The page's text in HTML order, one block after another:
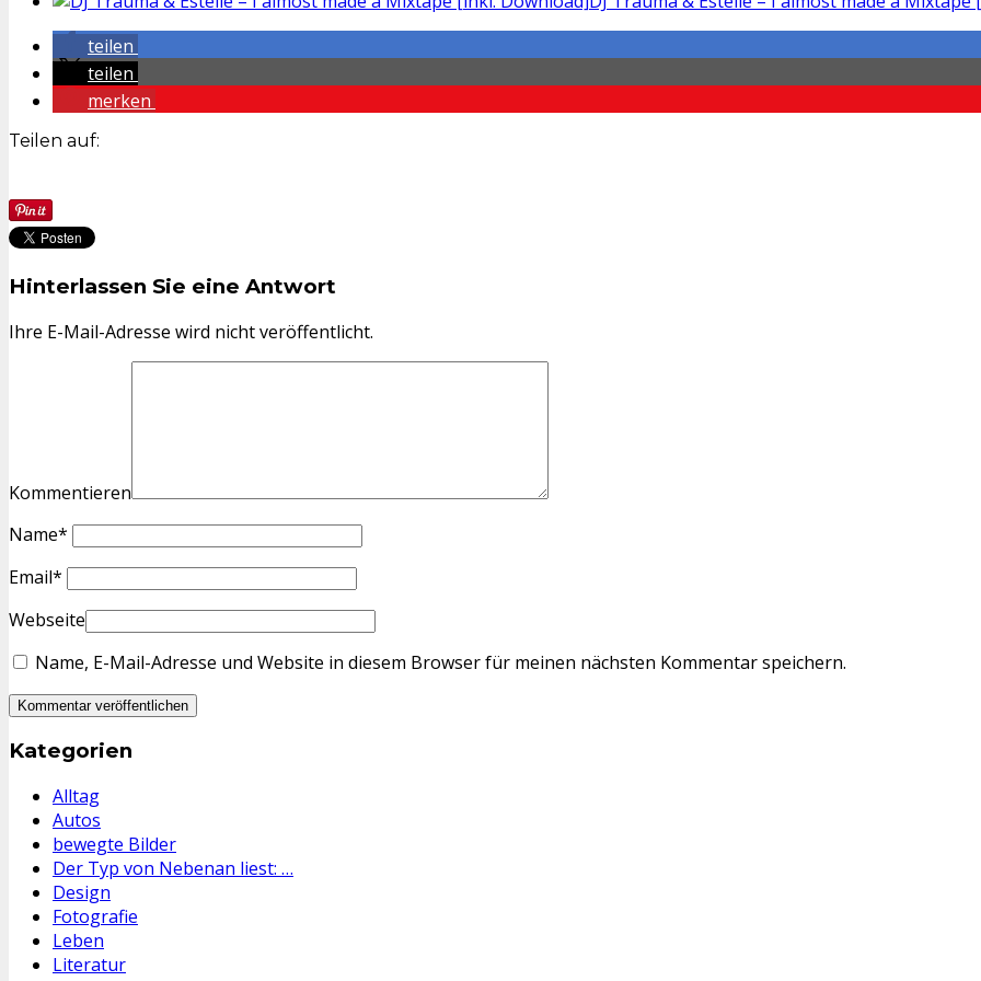
teilen
teilen
merken
Teilen auf:
Hinterlassen Sie eine Antwort
Ihre E-Mail-Adresse wird nicht veröffentlicht.
Kommentieren
Name*
Email*
Webseite
Name, E-Mail-Adresse und Website in diesem Browser für meinen nächsten Kommentar speichern.
Kategorien
Alltag
Autos
bewegte Bilder
Der Typ von Nebenan liest: …
Design
Fotografie
Leben
Literatur